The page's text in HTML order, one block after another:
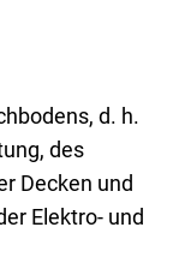
d. h.
des
Decken und
Elektro- und